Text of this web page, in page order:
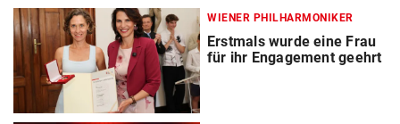
WIENER PHILHARMONIKER
Erstmals wurde eine Frau
für ihr Engagement geehrt